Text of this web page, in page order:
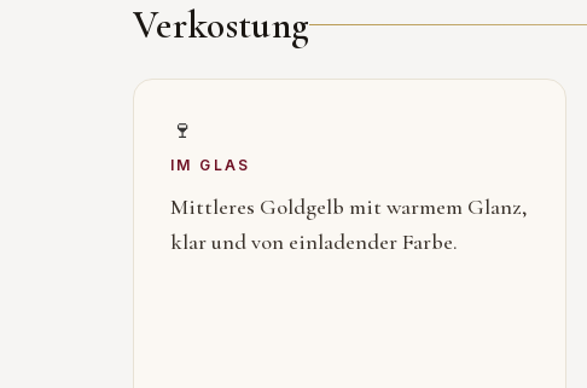
Verkostung
🍷
IM GLAS
Mittleres Goldgelb mit warmem Glanz,
klar und von einladender Farbe.